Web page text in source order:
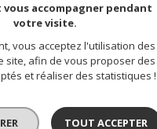
vous accompagner pendant
votre visite.
vous acceptez l'utilisation des
site, afin de vous proposer des
et réaliser des statistiques !
TOUT ACCEPTER